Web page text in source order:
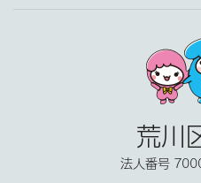
荒川
法人番号